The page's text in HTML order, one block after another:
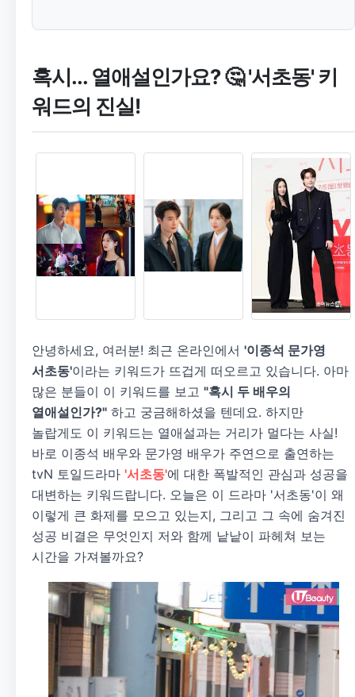
혹시... 열애설인가요? 🤔 '서초동' 키
워드의 진실!
안녕하세요, 여러분! 최근 온라인에서 '이종석 문가영
서초동'이라는 키워드가 뜨겁게 떠오르고 있습니다. 아마
많은 분들이 이 키워드를 보고 "혹시 두 배우의
열애설인가?" 하고 궁금해하셨을 텐데요. 하지만
놀랍게도 이 키워드는 열애설과는 거리가 멀다는 사실!
바로 이종석 배우와 문가영 배우가 주연으로 출연하는
tvN 토일드라마 '서초동'에 대한 폭발적인 관심과 성공을
대변하는 키워드랍니다. 오늘은 이 드라마 '서초동'이 왜
이렇게 큰 화제를 모으고 있는지, 그리고 그 속에 숨겨진
성공 비결은 무엇인지 저와 함께 낱낱이 파헤쳐 보는
시간을 가져볼까요?